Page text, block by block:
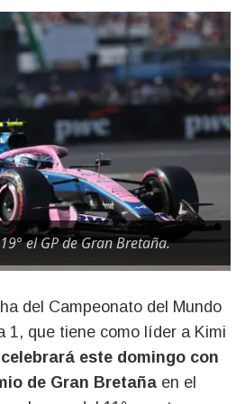
el GP de Gran Bretaña.
1, que tiene como líder a Kimi
este domingo con
de Gran Bretaña en el